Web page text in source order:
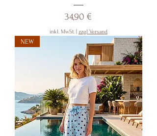
Preis
34,90 €
inkl. MwSt. zzgl Versand
NEW